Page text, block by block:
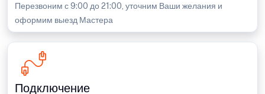
Перезвоним с 9:00 до 21:00, уточним Ваши желания и
оформим выезд Мастера
Подключение